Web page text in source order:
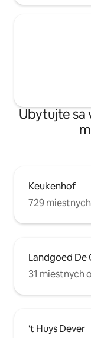
Ubytujte sa
Keukenhof
729
Landgoed De
31 miestnych
't Huys Dever